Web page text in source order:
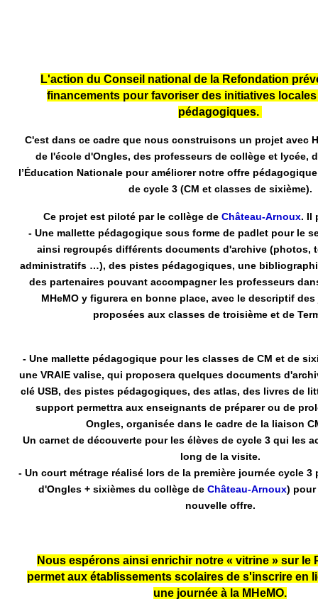
L'action du Conseil national de la Refondation
financements pour favoriser des initiatives
pédagogiques.
C'est dans ce cadre que nous construisons un projet avec
de l'école d'Ongles, des professeurs de collège et lycée,
l’Éducation Nationale pour améliorer notre offre
de cycle 3 (CM et classes de sixième).
Ce projet est piloté par le collège de Château-Arnoux. Il
- Une mallette pédagogique sous forme de padlet pour le
ainsi regroupés différents documents d'archive (photos,
administratifs …), des pistes pédagogiques, une
des partenaires pouvant accompagner les professeurs
MHeMO y figurera en bonne place, avec le descriptif
proposées aux classes de troisième et de
- Une mallette pédagogique pour les classes de CM et de
une VRAIE valise, qui proposera quelques documents
clé USB, des pistes pédagogiques, des atlas, des livres de
support permettra aux enseignants de préparer ou de
Ongles, organisée dans le cadre de la liaison
Un carnet de découverte pour les élèves de cycle 3 qui les
long de la visite.
- Un court métrage réalisé lors de la première journée cycle 3
d'Ongles + sixièmes du collège de Château-Arnoux)
nouvelle offre.
Nous espérons ainsi enrichir notre « vitrine » sur le
permet aux établissements scolaires de s'inscrire en
une journée à la MHeMO.